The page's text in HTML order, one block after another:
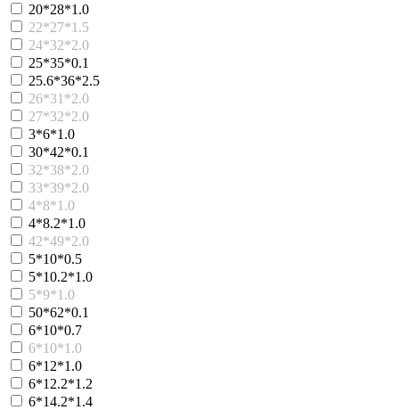
20*28*1.0
22*27*1.5
24*32*2.0
25*35*0.1
25.6*36*2.5
26*31*2.0
27*32*2.0
3*6*1.0
30*42*0.1
32*38*2.0
33*39*2.0
4*8*1.0
4*8.2*1.0
42*49*2.0
5*10*0.5
5*10.2*1.0
5*9*1.0
50*62*0.1
6*10*0.7
6*10*1.0
6*12*1.0
6*12.2*1.2
6*14.2*1.4